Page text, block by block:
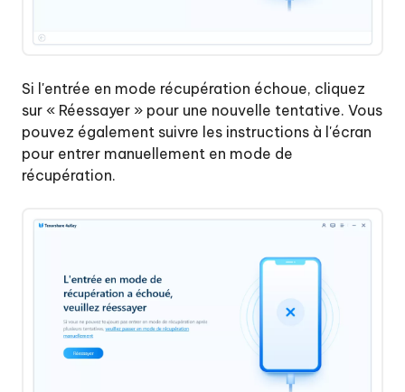
Si l'entrée en mode récupération échoue, cliquez
sur « Réessayer » pour une nouvelle tentative. Vous
pouvez également suivre les instructions à l'écran
pour entrer manuellement en mode de
récupération.